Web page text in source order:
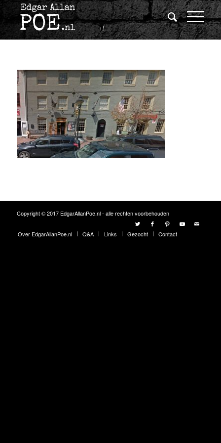
Copyright © 2017 EdgarAllanPoe.nl - alle rechten voorbehouden
Over EdgarAllanPoe.nl Q&A Links Gezocht Contact